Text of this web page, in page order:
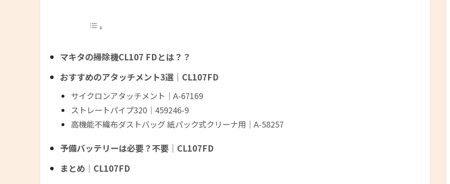
マキタの掃除機CL107 FDとは？？
おすすめのアタッチメント3選｜CL107FD
サイクロンアタッチメント｜A-67169
ストレートパイプ320｜459246-9
高機能不織布ダストバッグ 紙パック式クリーナ用｜A-58257
予備バッテリーは必要？不要｜CL107FD
まとめ｜CL107FD